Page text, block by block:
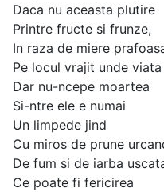
Daca nu aceasta plutire
Printre fructe si frunze,
In raza de miere
Pe locul vrajit unde
Dar nu-ncepe moartea
Si-ntre ele e numai
Un limpede jind
Cu miros de prune
De fum si de iarba
Ce poate fi fericirea